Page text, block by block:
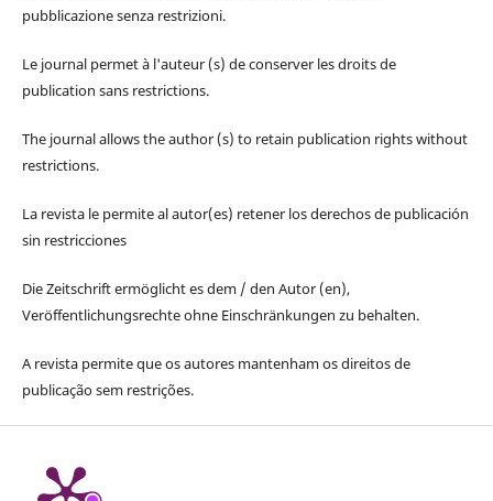
pubblicazione senza restrizioni.
Le journal permet à l'auteur (s) de conserver les droits de
publication sans restrictions.
The journal allows the author (s) to retain publication rights without
restrictions.
La revista le permite al autor(es) retener los derechos de publicación
sin restricciones
Die Zeitschrift ermöglicht es dem / den Autor (en),
Veröffentlichungsrechte ohne Einschränkungen zu behalten.
A revista permite que os autores mantenham os direitos de
publicação sem restrições.